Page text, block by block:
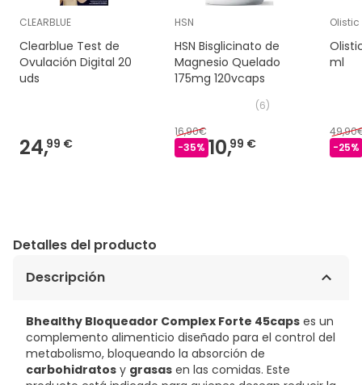
CLEARBLUE
Clearblue Test de
Ovulación Digital 20
uds
24,99 €
HSN
HSN Bisglicinato de
Magnesio Quelado
175mg 120vcaps
(6)
16,90€
-35% 10,99 €
Olistic
ml
-25%
Detalles del producto
Descripción
Bhealthy Bloqueador Complex Forte 45caps es un
complemento alimenticio diseñado para el control del
metabolismo, bloqueando la absorción de
carbohidratos y grasas en las comidas. Este